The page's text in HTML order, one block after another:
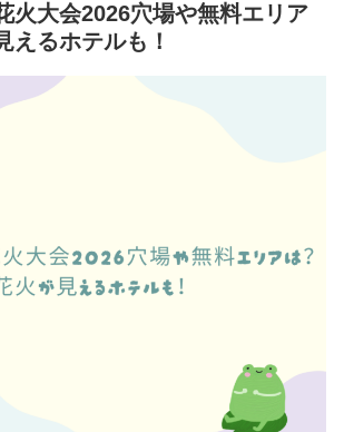
火大会2026穴場や無料エリア
えるホテルも！